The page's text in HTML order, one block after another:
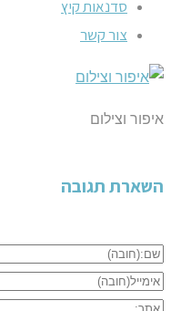
סדנאות קיץ
צור קשר
איפור וצילום
השארת תגובה